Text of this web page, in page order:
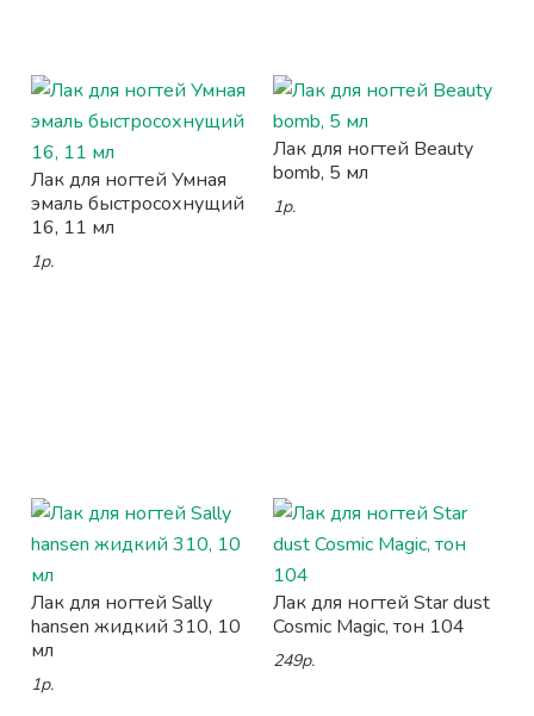
Лак для ногтей Умная
эмаль быстросохнущий
16, 11 мл
1р.
Лак для ногтей Beauty
bomb, 5 мл
1р.
Лак для ногтей Sally
hansen жидкий 310, 10
мл
1р.
Лак для ногтей Star dust
Cosmic Magic, тон 104
249р.